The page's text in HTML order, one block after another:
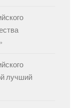
лучший